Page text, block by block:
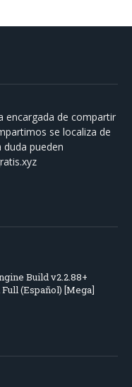
encargada de compartir
se localiza de
duda pueden
Build v2.2.88+
(Español) [Mega]